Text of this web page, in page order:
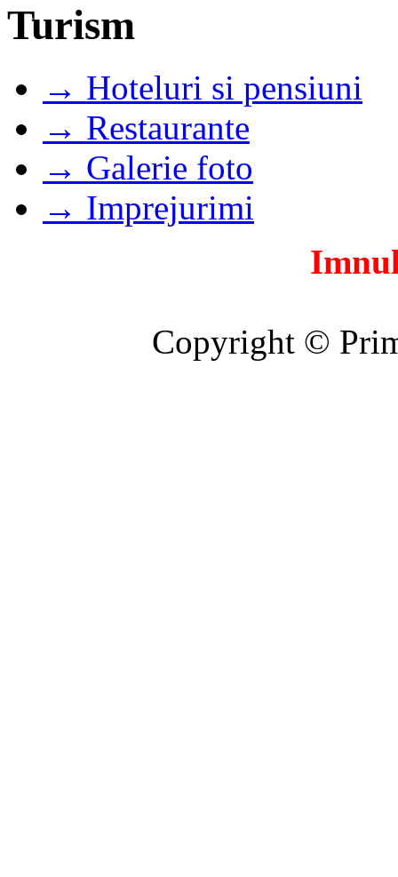
Turism
→ Hoteluri si pensiuni
→ Restaurante
→ Galerie foto
→ Imprejurimi
Copyright ©